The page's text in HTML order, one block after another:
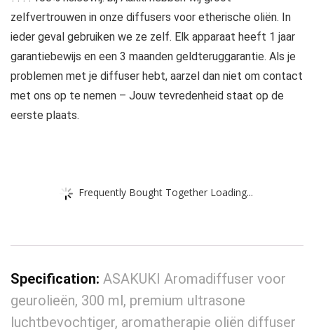
zelfvertrouwen in onze diffusers voor etherische oliën. In
ieder geval gebruiken we ze zelf. Elk apparaat heeft 1 jaar
garantiebewijs en een 3 maanden geldteruggarantie. Als je
problemen met je diffuser hebt, aarzel dan niet om contact
met ons op te nemen – Jouw tevredenheid staat op de
eerste plaats.
Frequently Bought Together Loading...
Specification: ASAKUKI Aromadiffuser voor
geurolieën, 300 ml, premium ultrasone
luchtbevochtiger, aromatherapie oliën diffuser